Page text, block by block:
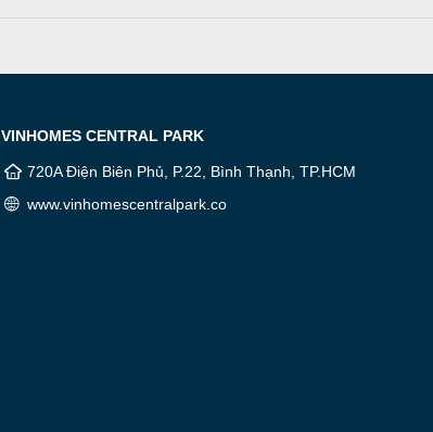
VINHOMES CENTRAL PARK
720A Điện Biên Phủ, P.22, Bình Thạnh, TP.HCM
www.vinhomescentralpark.co